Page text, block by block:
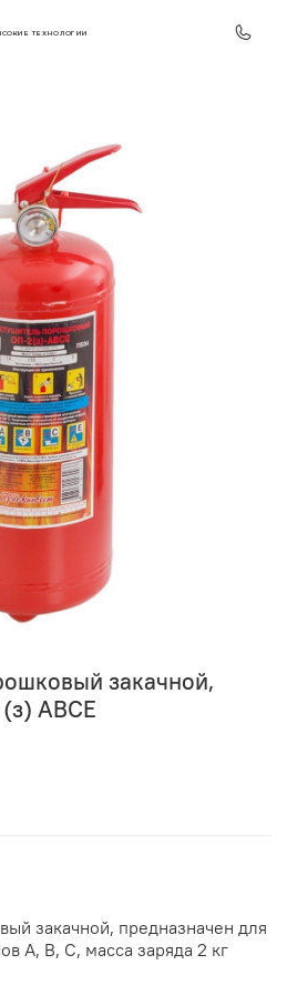
ТЕХНОЛОГИИ
закачной,
АВСЕ
закачной, предназначен для
А, В, С, масса заряда 2 кг